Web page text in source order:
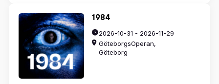
1984
2026-10-31 - 2026-11-29
GöteborgsOperan,
Göteborg